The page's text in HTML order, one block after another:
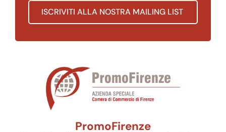
ISCRIVITI ALLA NOSTRA MAILING LIST
PromoFirenze